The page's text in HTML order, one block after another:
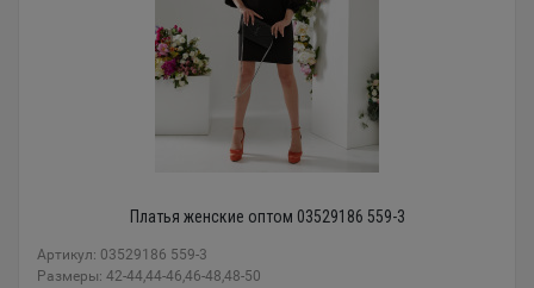
Платья женские оптом 03529186 559-3
Артикул: 03529186 559-3
Размеры: 42-44,44-46,46-48,48-50